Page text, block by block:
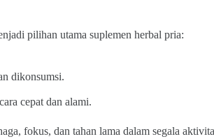
pilihan utama suplemen herbal pria:
dikonsumsi.
cepat dan alami.
fokus, dan tahan lama dalam segala